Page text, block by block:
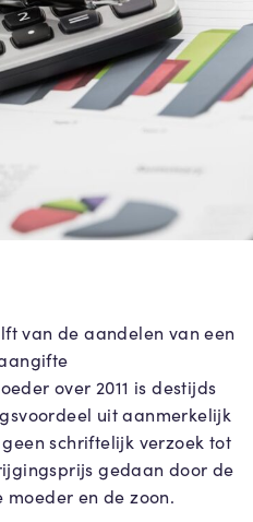
van de aandelen van een
over 2011 is destijds
uit aanmerkelijk
schriftelijk verzoek tot
gedaan door de
en de zoon.